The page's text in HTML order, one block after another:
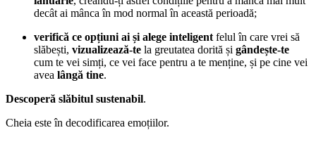
decât ai mânca în mod normal în această perioadă;
verifică ce opțiuni ai și alege inteligent felul în care vrei să
slăbești, vizualizează-te la greutatea dorită și gândește-te
cum te vei simți, ce vei face pentru a te menține, și pe cine vei
avea lângă tine.
Descoperă slăbitul sustenabil.
Cheia este în decodificarea emoțiilor.